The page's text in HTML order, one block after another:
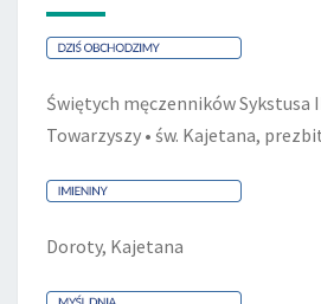
Świętych męczenników Sykstusa
Towarzyszy • św. Kajetana,
Doroty, Kajetana